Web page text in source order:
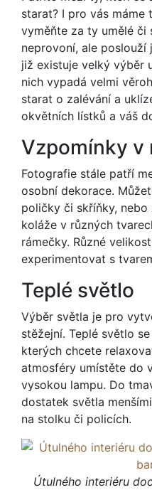
starat? I pro vás máme
vyměňte za ty umělé či
neprovoní, ale poslouží
již existuje velký výběr
nich vypadá velmi
starat o zalévání a
okvětních lístků a váš
Vzpomínky v
Fotografie stále patří
osobní dekorace.
poličky či skříňky,
koláže v různých
rámečky. Různé
experimentovat s
Teplé světlo
Výběr světla je pro
stěžejní. Teplé světlo
kterých chcete
atmosféry umístěte do
vysokou lampu. Do
dostatek světla
na stolku či policích.
Útulného interiéru